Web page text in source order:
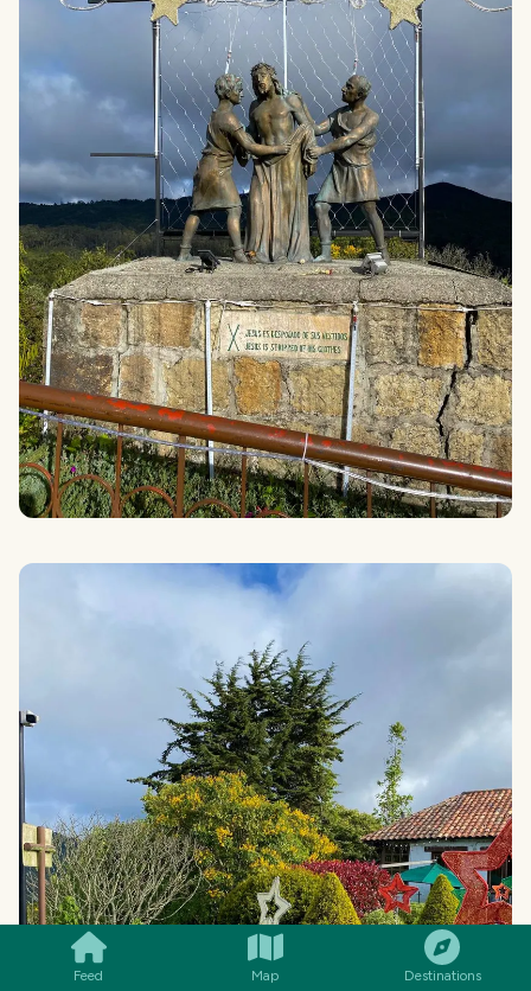
Feed Map Destinations
SMILES COMMENT SHARE